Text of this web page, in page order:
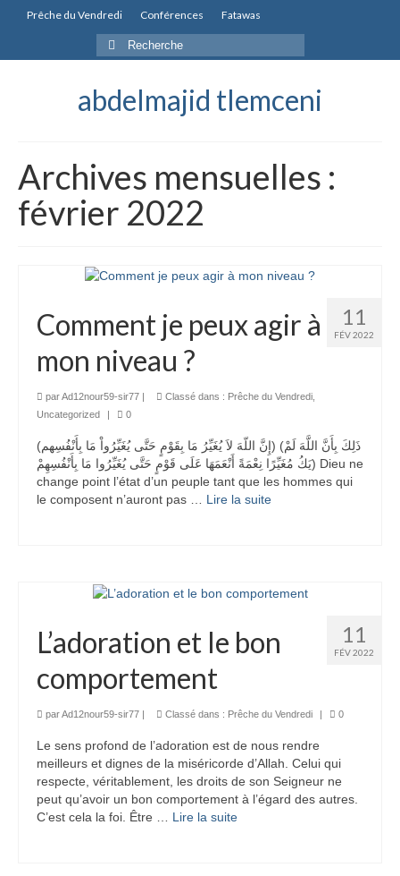
Prêche du Vendredi Conférences Fatawas
Rechercher
:
abdelmajid tlemceni
Archives mensuelles :
février 2022
11
FÉV 2022
Comment je peux agir à
mon niveau ?
parAd12nour59-sir77 Classé dans : Prêche du Vendredi
Uncategorized
0
(إِنَّ اللّهَ لاَ يُغَيِّرُ مَا بِقَوْمٍ حَتَّى يُغَيِّرُواْ مَا بِأَنْفُسِهم) (ذَلِكَ بِأَنَّ اللَّهَ لَمْ
يَكُ مُغَيِّرًا نِعْمَةً أَنْعَمَهَا عَلَى قَوْمٍ حَتَّى يُغَيِّرُوا مَا بِأَنْفُسِهِمْ) Dieu ne
change point l’état d’un peuple tant que les hommes qui
le composent n’auront pas … Lire la suite­­
11
FÉV 2022
L’adoration et le bon
comportement
parAd12nour59-sir77 | Classé dans : Prêche du Vendredi | 0
Le sens profond de l’adoration est de nous rendre
meilleurs et dignes de la miséricorde d’Allah. Celui qui
respecte, véritablement, les droits de son Seigneur ne
peut qu’avoir un bon comportement à l’égard des autres.
C’est cela la foi. Être … Lire la suite­­